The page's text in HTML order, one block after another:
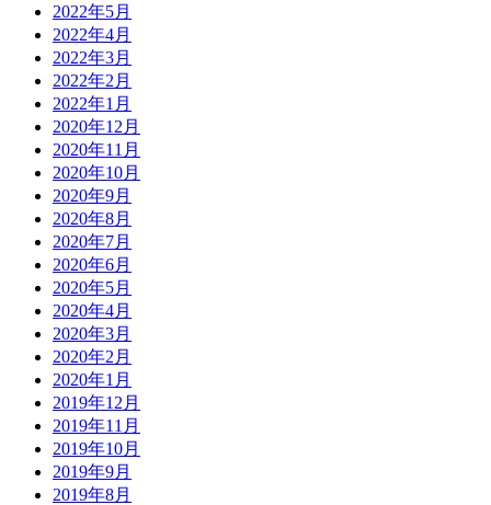
2022年5月
2022年4月
2022年3月
2022年2月
2022年1月
2020年12月
2020年11月
2020年10月
2020年9月
2020年8月
2020年7月
2020年6月
2020年5月
2020年4月
2020年3月
2020年2月
2020年1月
2019年12月
2019年11月
2019年10月
2019年9月
2019年8月